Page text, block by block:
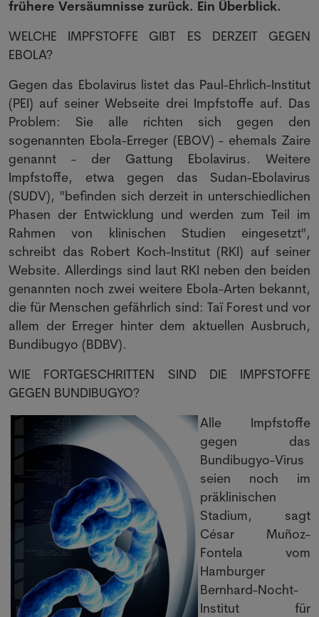
frühere Versäumnisse zurück. Ein Überblick.
WELCHE IMPFSTOFFE GIBT ES DERZEIT GEGEN
EBOLA?
Gegen das Ebolavirus listet das Paul-Ehrlich-Institut
(PEI) auf seiner Webseite drei Impfstoffe auf. Das
Problem: Sie alle richten sich gegen den
sogenannten Ebola-Erreger (EBOV) - ehemals Zaire
genannt - der Gattung Ebolavirus. Weitere
Impfstoffe, etwa gegen das Sudan-Ebolavirus
(SUDV), "befinden sich derzeit in unterschiedlichen
Phasen der Entwicklung und werden zum Teil im
Rahmen von klinischen Studien eingesetzt",
schreibt das Robert Koch-Institut (RKI) auf seiner
Website. Allerdings sind laut RKI neben den beiden
genannten noch zwei weitere Ebola-Arten bekannt,
die für Menschen gefährlich sind: Taï Forest und vor
allem der Erreger hinter dem aktuellen Ausbruch,
Bundibugyo (BDBV).
WIE FORTGESCHRITTEN SIND DIE IMPFSTOFFE
GEGEN BUNDIBUGYO?
Alle Impfstoffe
gegen das
Bundibugyo-Virus
seien noch im
präklinischen
Stadium, sagt
César Muñoz-
Fontela vom
Hamburger
Bernhard-Nocht-
Institut für